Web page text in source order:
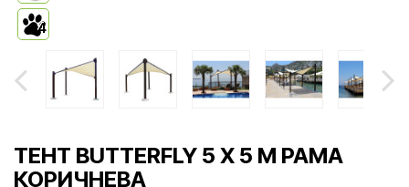
4
ТЕНТ BUTTERFLY 5 X 5 М РАМА
КОРИЧНЕВА